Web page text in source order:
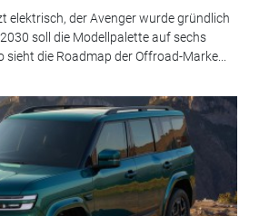
elektrisch, der Avenger wurde gründlich
soll die Modellpalette auf sechs
sieht die Roadmap der Offroad-Marke...